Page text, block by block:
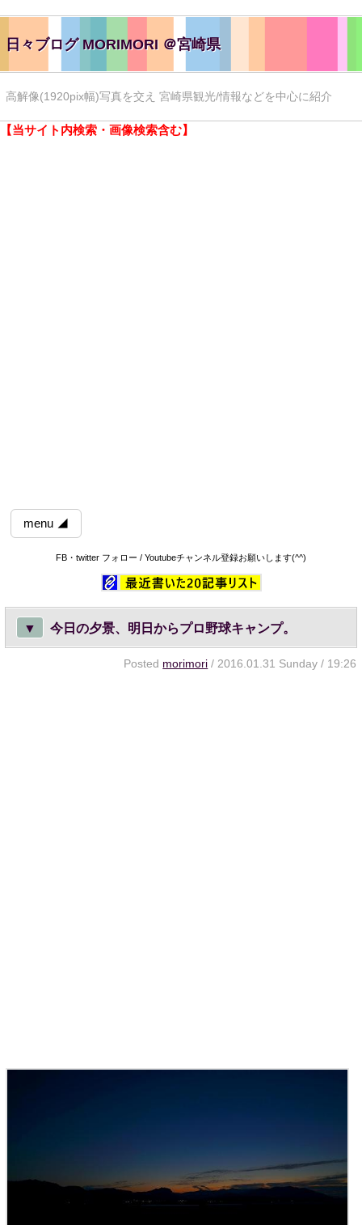
日々ブログ MORIMORI ＠宮崎県
高解像(1920pix幅)写真を交え 宮崎県観光/情報などを中心に紹介
【当サイト内検索・画像検索含む】
menu ◢
FB・twitter フォロー / Youtubeチャンネル登録お願いします(^^)
▼ 今日の夕景、明日からプロ野球キャンプ。
Posted morimori / 2016.01.31 Sunday / 19:26